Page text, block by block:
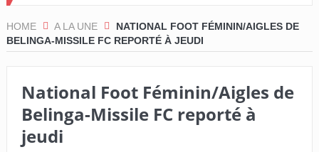
HOME A LA UNE
NATIONAL FOOT FÉMININ/AIGLES DE
BELINGA-MISSILE FC REPORTÉ À JEUDI
National Foot Féminin/Aigles de
Belinga-Missile FC reporté à
jeudi